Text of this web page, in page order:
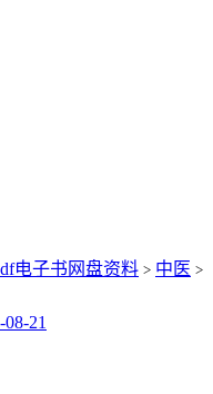
电子书网盘资料 > 中医 >
08-21